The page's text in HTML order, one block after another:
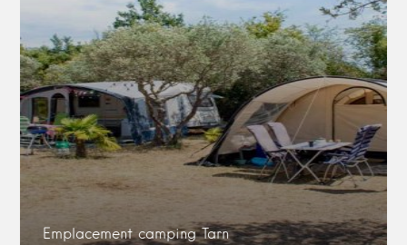
Emplacement camping Tarn